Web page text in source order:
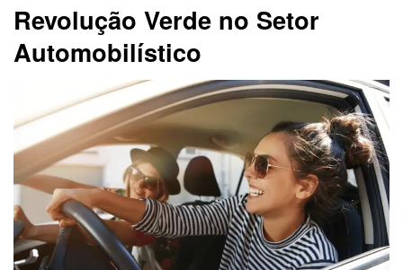
Revolução Verde no Setor
Automobilístico